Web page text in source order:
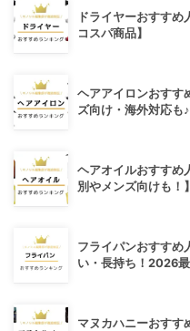
ドライヤーおすすめ
コスパ商品】
ヘアアイロンおすす
ズ向け・海外対応も♪
ヘアオイルおすすめ
別やメンズ向けも！】
フライパンおすすめ
い・長持ち！2026最
マヌカハニーおすす